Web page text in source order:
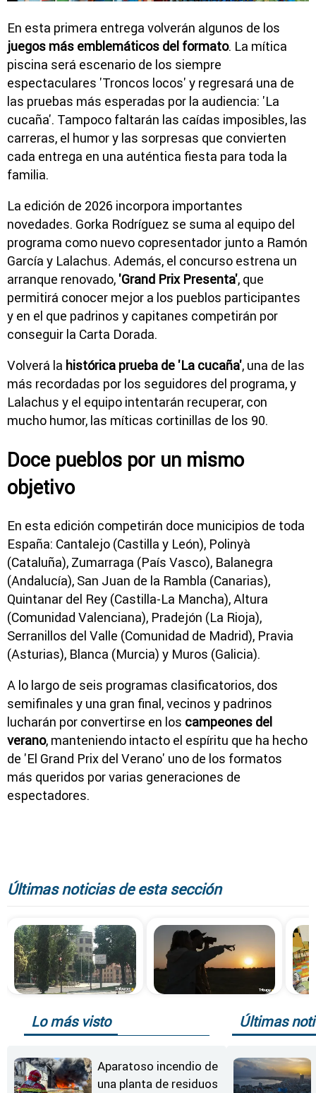
En esta primera entrega volverán algunos de los
juegos más emblemáticos del formato. La mítica
piscina será escenario de los siempre
espectaculares 'Troncos locos' y regresará una de
las pruebas más esperadas por la audiencia: 'La
cucaña'. Tampoco faltarán las caídas imposibles, las
carreras, el humor y las sorpresas que convierten
cada entrega en una auténtica fiesta para toda la
familia.
La edición de 2026 incorpora importantes
novedades. Gorka Rodríguez se suma al equipo del
programa como nuevo copresentador junto a Ramón
García y Lalachus. Además, el concurso estrena un
arranque renovado, 'Grand Prix Presenta', que
permitirá conocer mejor a los pueblos participantes
y en el que padrinos y capitanes competirán por
conseguir la Carta Dorada.
Volverá la histórica prueba de 'La cucaña', una de las
más recordadas por los seguidores del programa, y
Lalachus y el equipo intentarán recuperar, con
mucho humor, las míticas cortinillas de los 90.
Doce pueblos por un mismo
objetivo
En esta edición competirán doce municipios de toda
España: Cantalejo (Castilla y León), Polinyà
(Cataluña), Zumarraga (País Vasco), Balanegra
(Andalucía), San Juan de la Rambla (Canarias),
Quintanar del Rey (Castilla-La Mancha), Altura
(Comunidad Valenciana), Pradejón (La Rioja),
Serranillos del Valle (Comunidad de Madrid), Pravia
(Asturias), Blanca (Murcia) y Muros (Galicia).
A lo largo de seis programas clasificatorios, dos
semifinales y una gran final, vecinos y padrinos
lucharán por convertirse en los campeones del
verano, manteniendo intacto el espíritu que ha hecho
de 'El Grand Prix del Verano' uno de los formatos
más queridos por varias generaciones de
espectadores.
Últimas noticias de esta sección
Lo más visto
Aparatoso incendio de
una planta de residuos
Últimas